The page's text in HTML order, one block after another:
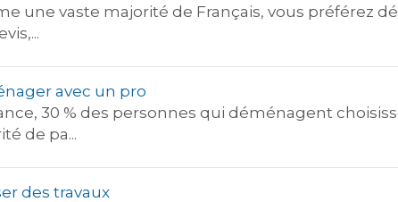
une vaste majorité de Français, vous préférez
avec un pro
30 % des personnes qui déménagent
de pa...
des travaux